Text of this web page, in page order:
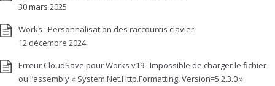
30 mars 2025
Works : Personnalisation des raccourcis clavier
12 décembre 2024
Erreur CloudSave pour Works v19 : Impossible de charger le fichier
ou l’assembly « System.Net.Http.Formatting, Version=5.2.3.0 »